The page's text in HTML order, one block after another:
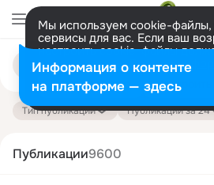
Мы используем cookie-файлы,
сервисы для вас. Если ваш
настроить cookie-файлы
представитель. Больше
Разрешить все Настроить
Поиск
публикациям
Тип публикации Публикации за 24
Публикации9600
Информация о контенте
на платформе — здесь